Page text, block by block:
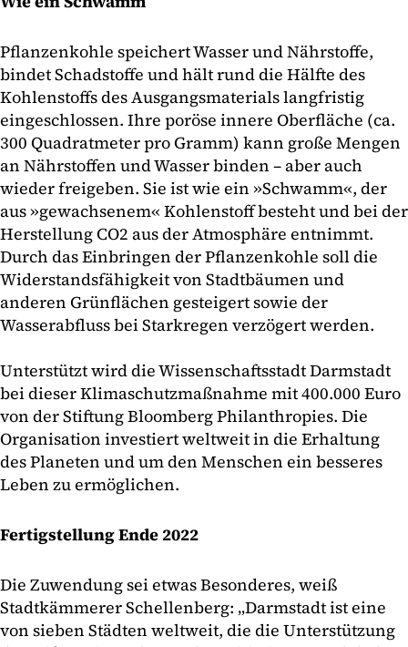
Pflanzenkohle speichert Wasser und Nährstoffe,
bindet Schadstoffe und hält rund die Hälfte des
Kohlenstoffs des Ausgangsmaterials langfristig
eingeschlossen. Ihre poröse innere Oberfläche (ca.
300 Quadratmeter pro Gramm) kann große Mengen
an Nährstoffen und Wasser binden – aber auch
wieder freigeben. Sie ist wie ein »Schwamm«, der
aus »gewachsenem« Kohlenstoff besteht und bei der
Herstellung CO2 aus der Atmosphäre entnimmt.
Durch das Einbringen der Pflanzenkohle soll die
Widerstandsfähigkeit von Stadtbäumen und
anderen Grünflächen gesteigert sowie der
Wasserabfluss bei Starkregen verzögert werden.
Unterstützt wird die Wissenschaftsstadt Darmstadt
bei dieser Klimaschutzmaßnahme mit 400.000 Euro
von der Stiftung Bloomberg Philanthropies. Die
Organisation investiert weltweit in die Erhaltung
des Planeten und um den Menschen ein besseres
Leben zu ermöglichen.
Fertigstellung Ende 2022
Die Zuwendung sei etwas Besonderes, weiß
Stadtkämmerer Schellenberg: „Darmstadt ist eine
von sieben Städten weltweit, die die Unterstützung